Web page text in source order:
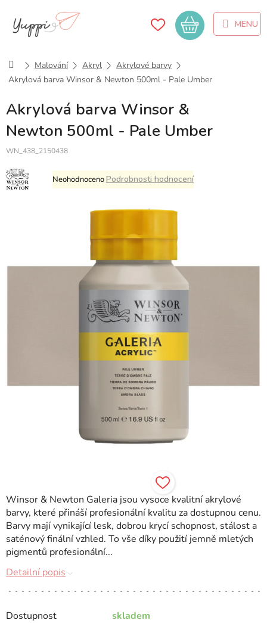
obsah
Nákupní
košík
DomůMalování Akryl
Akrylové barvy
Akrylová barva Winsor & Newton 500ml - Pale Umber
Akrylová barva Winsor &
Newton 500ml - Pale Umber
WN_438_2150438
Průměrné
hodnocení
NeohodnocenoPodrobnosti hodnocení
Dostupnost
skladem
Winsor & Newton Galeria jsou vysoce kvalitní akrylové
barvy, které přináší profesionální kvalitu za dostupnou cenu.
Barvy mají vynikající lesk, dobrou krycí schopnost, stálost a
saténový finální vzhled. To vše díky použití jemně mletých
pigmentů profesionální...
Detailní popis